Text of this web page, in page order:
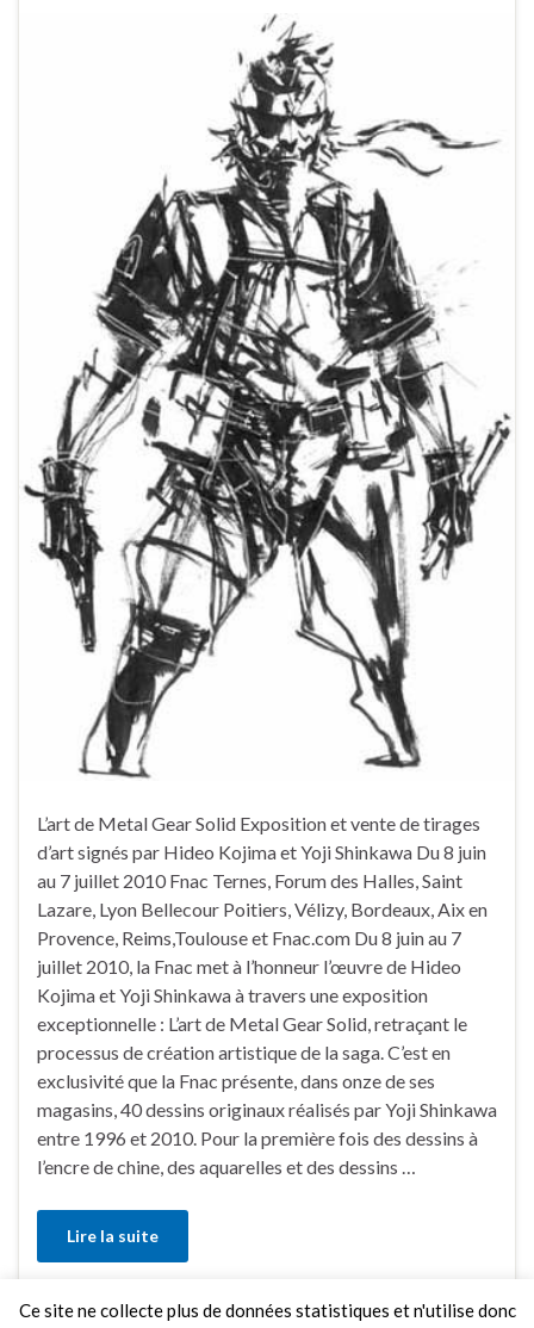
L’art de Metal Gear Solid Exposition et vente de tirages
d’art signés par Hideo Kojima et Yoji Shinkawa Du 8 juin
au 7 juillet 2010 Fnac Ternes, Forum des Halles, Saint
Lazare, Lyon Bellecour Poitiers, Vélizy, Bordeaux, Aix en
Provence, Reims,Toulouse et Fnac.com Du 8 juin au 7
juillet 2010, la Fnac met à l’honneur l’œuvre de Hideo
Kojima et Yoji Shinkawa à travers une exposition
exceptionnelle : L’art de Metal Gear Solid, retraçant le
processus de création artistique de la saga. C’est en
exclusivité que la Fnac présente, dans onze de ses
magasins, 40 dessins originaux réalisés par Yoji Shinkawa
entre 1996 et 2010. Pour la première fois des dessins à
l’encre de chine, des aquarelles et des dessins …
Lire la suite
Faire un commentaire
Ce site ne collecte plus de données statistiques et n'utilise donc